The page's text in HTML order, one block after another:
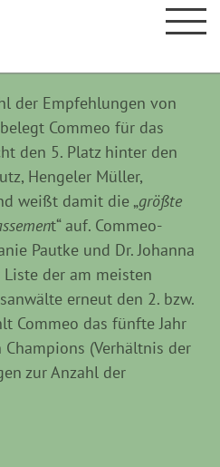
der Empfehlungen von
Commeo für das
den 5. Platz hinter den
Hengeler Müller,
weißt damit die „größte
t“ auf. Commeo-
Pautke und Dr. Johanna
der am meisten
erneut den 2. bzw.
Commeo das fünfte Jahr
(Verhältnis der
zur Anzahl der